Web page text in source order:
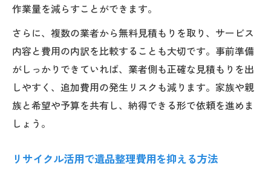
作業量を減らすことができます。
さらに、複数の業者から無料見積もりを取り、サービス
内容と費用の内訳を比較することも大切です。事前準備
がしっかりできていれば、業者側も正確な見積もりを出
しやすく、追加費用の発生リスクも減ります。家族や親
族と希望や予算を共有し、納得できる形で依頼を進めま
しょう。
リサイクル活用で遺品整理費用を抑える方法